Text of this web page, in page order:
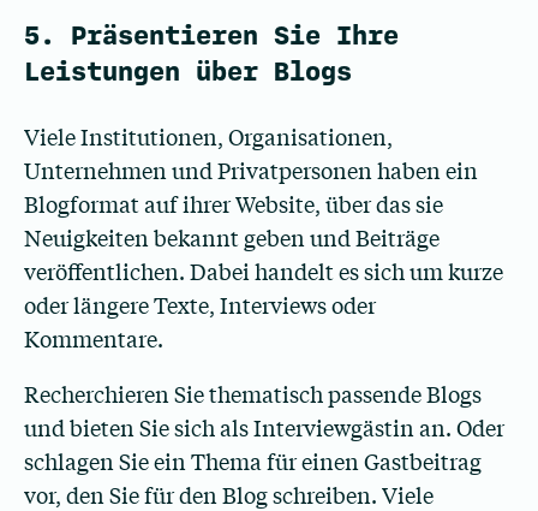
5. Präsentieren Sie Ihre
Leistungen über Blogs
Viele Institutionen, Organisationen,
Unternehmen und Privatpersonen haben ein
Blogformat auf ihrer Website, über das sie
Neuigkeiten bekannt geben und Beiträge
veröffentlichen. Dabei handelt es sich um kurze
oder längere Texte, Interviews oder
Kommentare.
Recherchieren Sie thematisch passende Blogs
und bieten Sie sich als Interviewgästin an. Oder
schlagen Sie ein Thema für einen Gastbeitrag
vor, den Sie für den Blog schreiben. Viele